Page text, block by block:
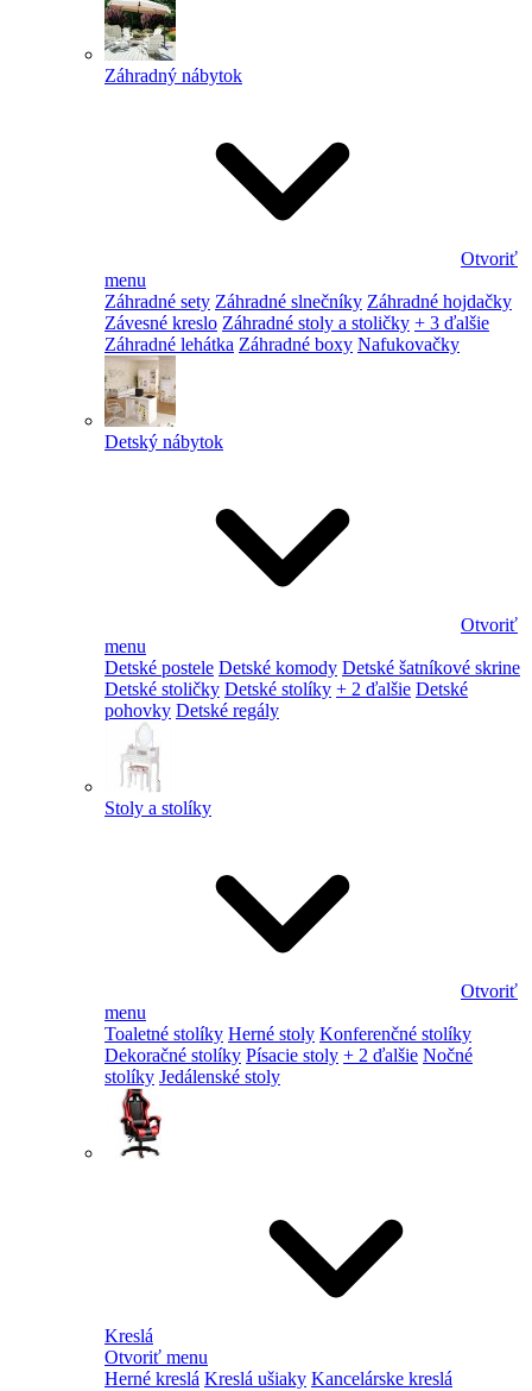
Záhradný nábytok
Otvoriť
menu
Záhradné sety Záhradné slnečníky Záhradné hojdačky
Závesné kreslo Záhradné stoly a stoličky + 3 ďalšie
Záhradné lehátka Záhradné boxy Nafukovačky
Detský nábytok
Otvoriť
menu
Detské postele Detské komody Detské šatníkové skrine
Detské stoličky Detské stolíky + 2 ďalšie Detské
pohovky Detské regály
Stoly a stolíky
Otvoriť
menu
Toaletné stolíky Herné stoly Konferenčné stolíky
Dekoračné stolíky Písacie stoly + 2 ďalšie Nočné
stolíky Jedálenské stoly
Kreslá
Otvoriť menu
Herné kreslá Kreslá ušiaky Kancelárske kreslá